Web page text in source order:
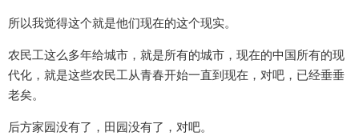
所以我觉得这个就是他们现在的这个现实。
农民工这么多年给城市，就是所有的城市，现在的中国所有的现
代化，就是这些农民工从青春开始一直到现在，对吧，已经垂垂
老矣。
后方家园没有了，田园没有了，对吧。